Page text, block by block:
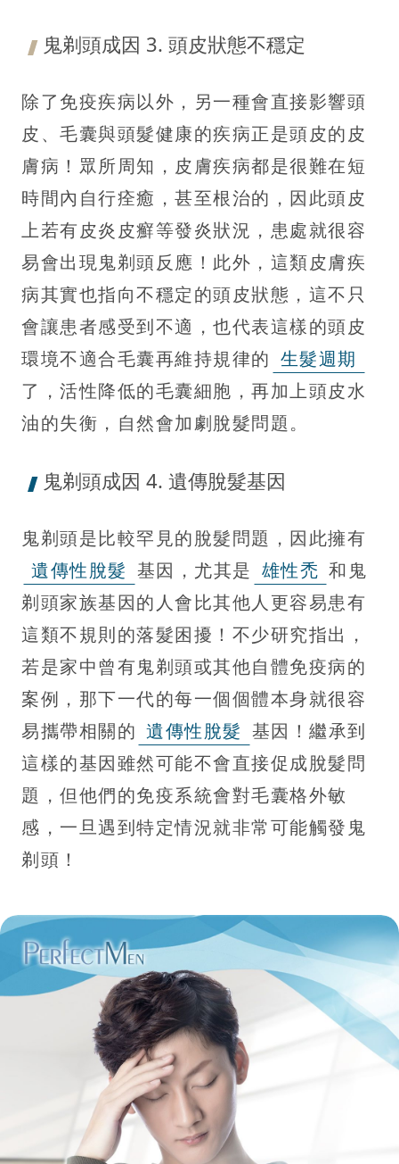
鬼剃頭成因 3. 頭皮狀態不穩定
除了免疫疾病以外，另一種會直接影響頭
皮、毛囊與頭髮健康的疾病正是頭皮的皮
膚病！眾所周知，皮膚疾病都是很難在短
時間內自行痊癒，甚至根治的，因此頭皮
上若有皮炎皮癬等發炎狀況，患處就很容
易會出現鬼剃頭反應！此外，這類皮膚疾
病其實也指向不穩定的頭皮狀態，這不只
會讓患者感受到不適，也代表這樣的頭皮
環境不適合毛囊再維持規律的 生髮週期
了，活性降低的毛囊細胞，再加上頭皮水
油的失衡，自然會加劇脫髮問題。
鬼剃頭成因 4. 遺傳脫髮基因
鬼剃頭是比較罕見的脫髮問題，因此擁有
遺傳性脫髮 基因，尤其是 雄性禿 和鬼
剃頭家族基因的人會比其他人更容易患有
這類不規則的落髮困擾！不少研究指出，
若是家中曾有鬼剃頭或其他自體免疫病的
案例，那下一代的每一個個體本身就很容
易攜帶相關的 遺傳性脫髮 基因！繼承到
這樣的基因雖然可能不會直接促成脫髮問
題，但他們的免疫系統會對毛囊格外敏
感，一旦遇到特定情況就非常可能觸發鬼
剃頭！